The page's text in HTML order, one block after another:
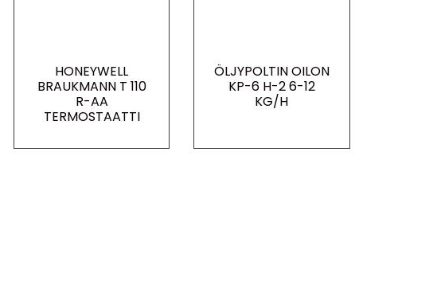
HONEYWELL
BRAUKMANN T 110
R-AA
TERMOSTAATTI
ÖLJYPOLTIN OILON
KP-6 H-2 6-12
KG/H